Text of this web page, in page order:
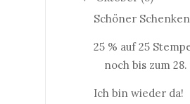
Schöner
25 % auf 25
noch bis zum
Ich bin wieder da!